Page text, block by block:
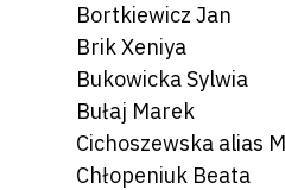
Bortkiewicz Jan
Brik Xeniya
Bukowicka Sylwia
Bułaj Marek
Cichoszewska alias
Chłopeniuk Beata